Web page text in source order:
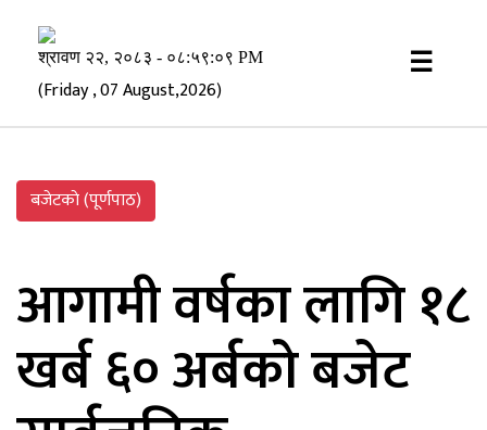
(Friday , 07 August,2026)
☰
बजेटकाे (पूर्णपाठ)
आगामी वर्षका लागि १८
खर्ब ६० अर्बको बजेट